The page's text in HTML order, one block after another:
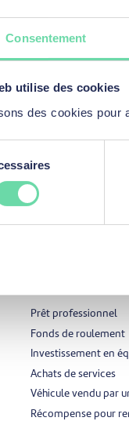
Consentement
utilise des cookies
des cookies pour
Prêt professionnel
Fonds de roulement
Investissement en
Achats de services
Véhicule vendu par
Récompense pour